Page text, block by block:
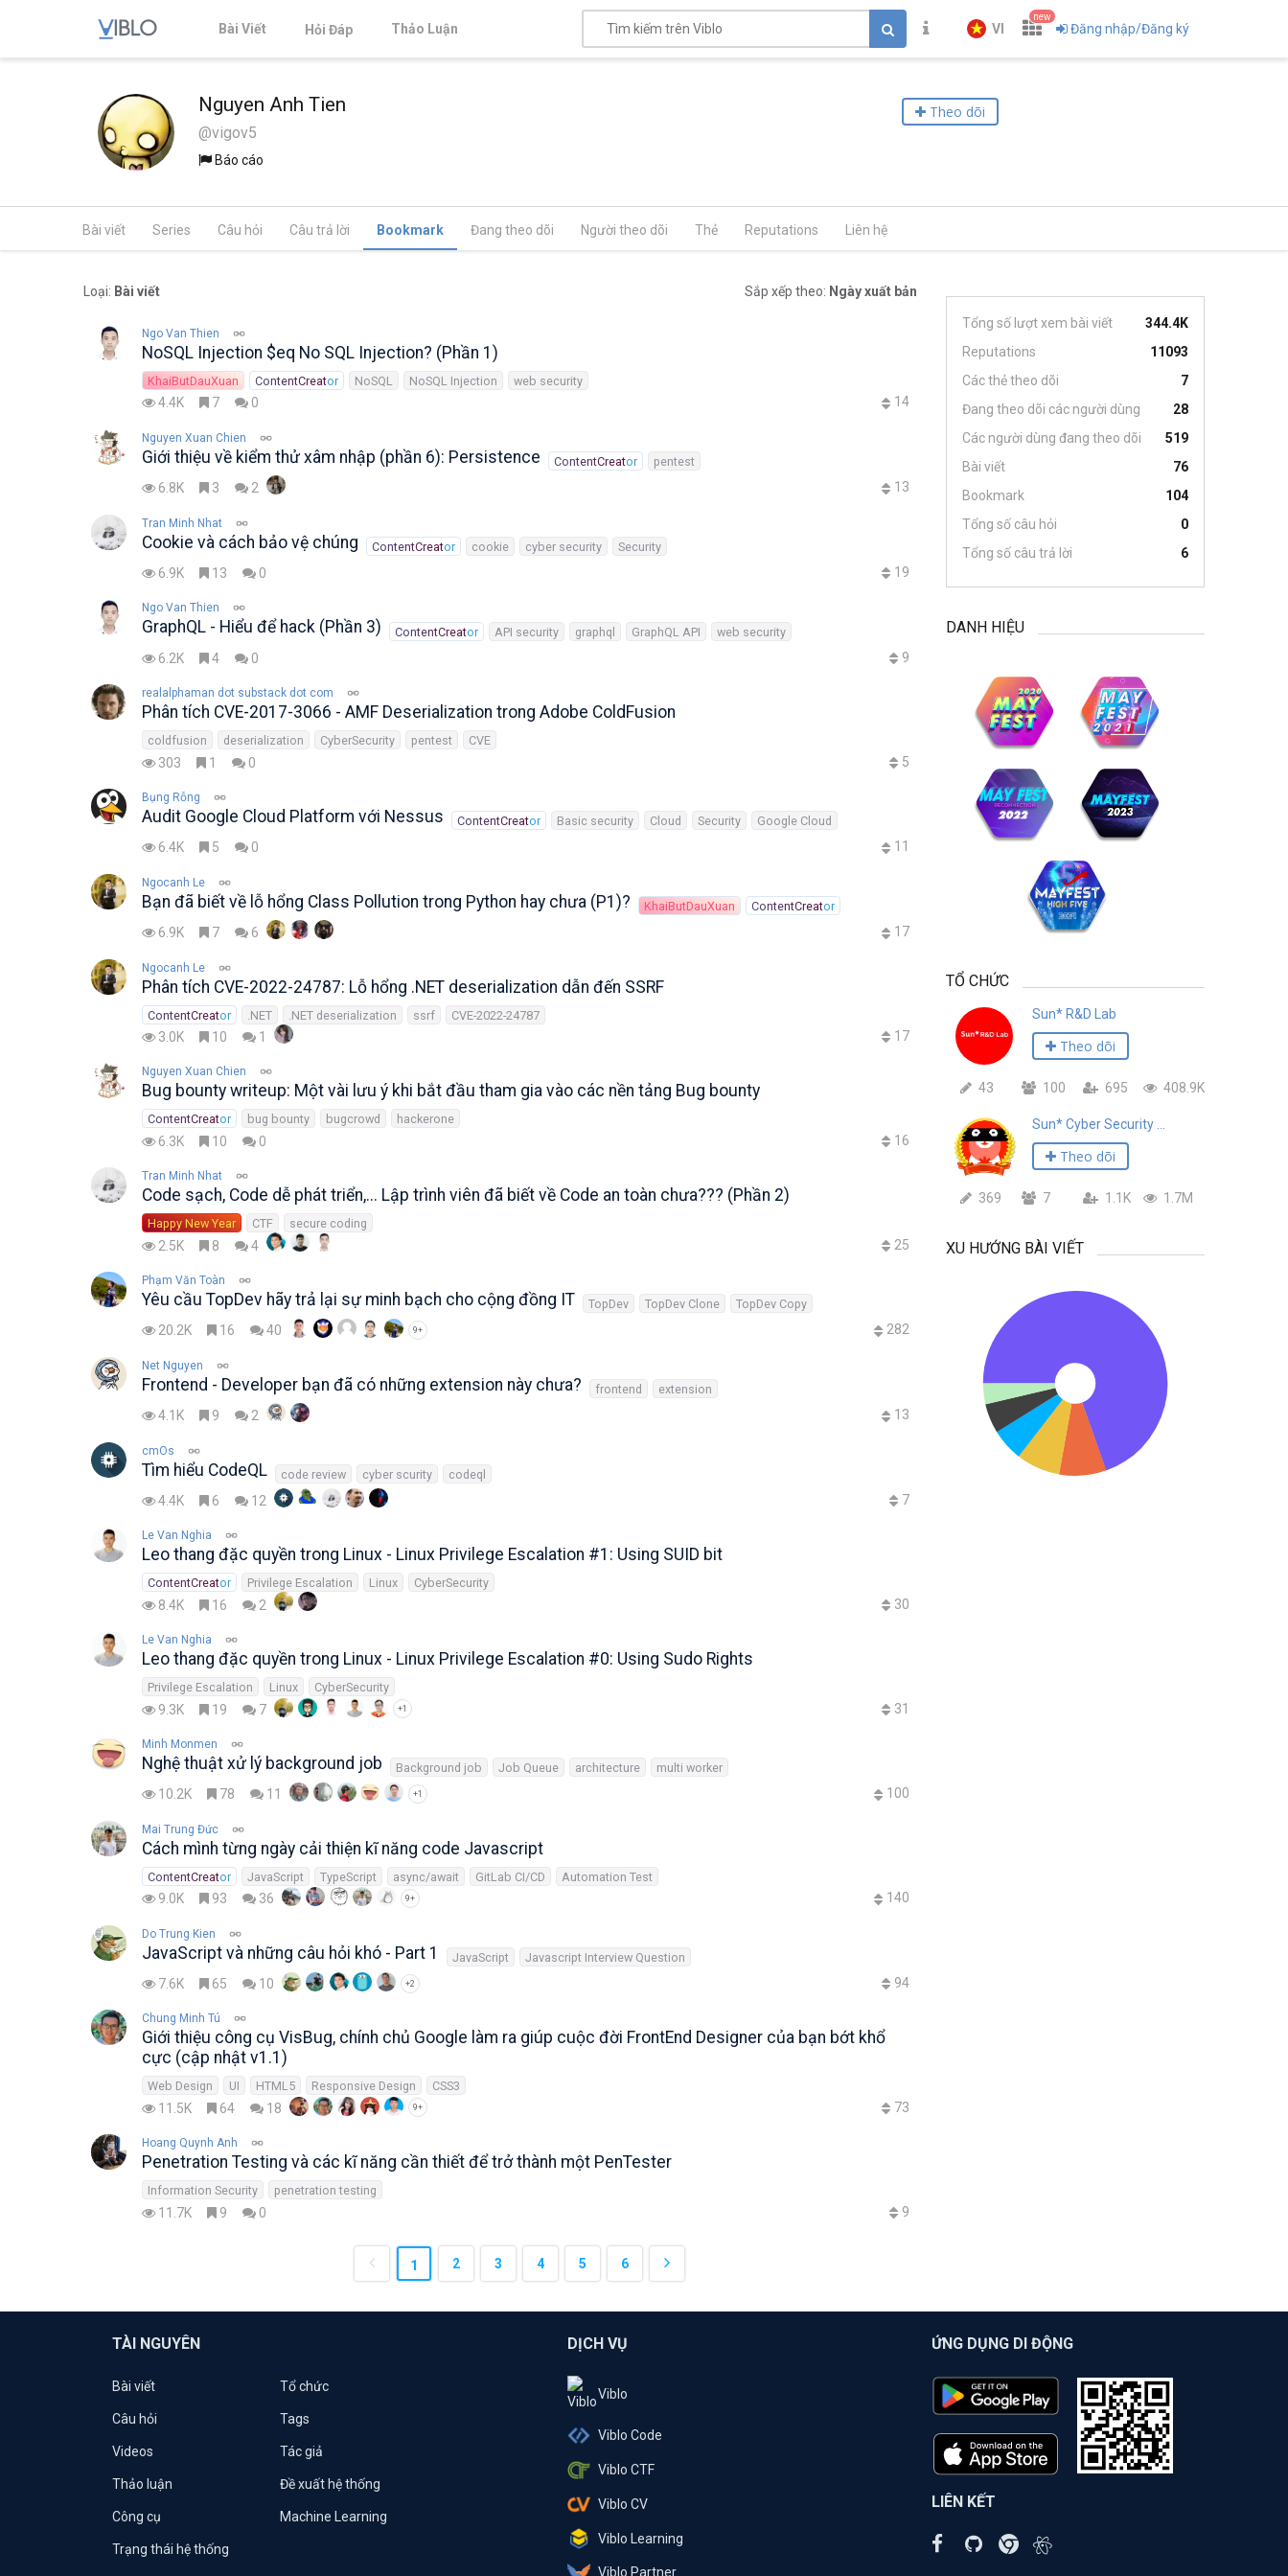
Bài Viết Hỏi Đáp Thảo Luận VI
new
Đăng nhập/Đăng ký
Nguyen Anh Tien
@vigov5
Báo cáo
Theo dõi
Bài viết Series Câu hỏi Câu trả lời Bookmark Đang theo dõi Người theo dõi Thẻ Reputations Liên hệ
Loại: Bài viết Sắp xếp theo: Ngày xuất bản
Ngo Van Thien
NoSQL Injection $eq No SQL Injection? (Phần 1)
KhaiButDauXuan ContentCreator NoSQL NoSQL Injection web security
4.4K 7 0 14
Nguyen Xuan Chien
Giới thiệu về kiểm thử xâm nhập (phần 6): Persistence ContentCreator pentest
6.8K 3 2 13
Tran Minh Nhat
Cookie và cách bảo vệ chúng ContentCreator cookie cyber security Security
6.9K 13 0 19
Ngo Van Thien
GraphQL - Hiểu để hack (Phần 3) ContentCreator API security graphql GraphQL API web security
6.2K 4 0 9
realalphaman dot substack dot com
Phân tích CVE-2017-3066 - AMF Deserialization trong Adobe ColdFusion
coldfusion deserialization CyberSecurity pentest CVE
303 1 0 5
Bụng Rỗng
Audit Google Cloud Platform với Nessus ContentCreator Basic security Cloud Security Google Cloud
6.4K 5 0 11
Ngocanh Le
Bạn đã biết về lỗ hổng Class Pollution trong Python hay chưa (P1)? KhaiButDauXuan ContentCreator
6.9K 7 6 17
Ngocanh Le
Phân tích CVE-2022-24787: Lỗ hổng .NET deserialization dẫn đến SSRF
ContentCreator .NET .NET deserialization ssrf CVE-2022-24787
3.0K 10 1 17
Nguyen Xuan Chien
Bug bounty writeup: Một vài lưu ý khi bắt đầu tham gia vào các nền tảng Bug bounty
ContentCreator bug bounty bugcrowd hackerone
6.3K 10 0 16
Tran Minh Nhat
Code sạch, Code dễ phát triển,... Lập trình viên đã biết về Code an toàn chưa??? (Phần 2)
Happy New Year CTF secure coding
2.5K 8 4 25
Phạm Văn Toàn
Yêu cầu TopDev hãy trả lại sự minh bạch cho cộng đồng IT TopDev TopDev Clone TopDev Copy
20.2K 16 40 9+ 282
Net Nguyen
Frontend - Developer bạn đã có những extension này chưa? frontend extension
4.1K 9 2 13
cmOs
Tìm hiểu CodeQL code review cyber scurity codeql
4.4K 6 12 7
Le Van Nghia
Leo thang đặc quyền trong Linux - Linux Privilege Escalation #1: Using SUID bit
ContentCreator Privilege Escalation Linux CyberSecurity
8.4K 16 2 30
Le Van Nghia
Leo thang đặc quyền trong Linux - Linux Privilege Escalation #0: Using Sudo Rights
Privilege Escalation Linux CyberSecurity
9.3K 19 7 +1 31
Minh Monmen
Nghệ thuật xử lý background job Background job Job Queue architecture multi worker
10.2K 78 11 +1 100
Mai Trung Đức
Cách mình từng ngày cải thiện kĩ năng code Javascript
ContentCreator JavaScript TypeScript async/await GitLab CI/CD Automation Test
9.0K 93 36 9+ 140
Do Trung Kien
JavaScript và những câu hỏi khó - Part 1 JavaScript Javascript Interview Question
7.6K 65 10 +2 94
Chung Minh Tú
Giới thiệu công cụ VisBug, chính chủ Google làm ra giúp cuộc đời FrontEnd Designer của bạn bớt khổ
cực (cập nhật v1.1)
Web Design UI HTML5 Responsive Design CSS3
11.5K 64 18 9+ 73
Hoang Quynh Anh
Penetration Testing và các kĩ năng cần thiết để trở thành một PenTester
Information Security penetration testing
11.7K 9 0 9
1 2 3 4 5 6
Tổng số lượt xem bài viết
344.4K
Reputations
11093
Các thẻ theo dõi
7
Đang theo dõi các người dùng
28
Các người dùng đang theo dõi
519
Bài viết
76
Bookmark
104
Tổng số câu hỏi
0
Tổng số câu trả lời
6
DANH HIỆU
TỔ CHỨC
Sun* R&D Lab
Theo dõi
43 100 695 408.9K
Theo dõi
369 7 1.1K 1.7M
XU HƯỚNG BÀI VIẾT
TÀI NGUYÊN
Bài viết Tổ chức
Câu hỏi Tags
Videos Tác giả
Thảo luận Đề xuất hệ thống
Công cụ Machine Learning
Trạng thái hệ thống
DỊCH VỤ
Viblo
Viblo Code
Viblo CTF
Viblo CV
Viblo Learning
Viblo Partner
ỨNG DỤNG DI ĐỘNG
LIÊN KẾT